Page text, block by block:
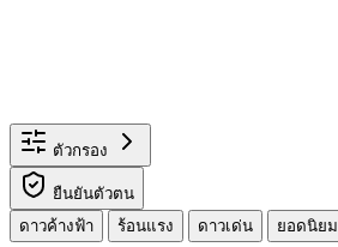
ตัวกรอง
ยืนยันตัวตน
ดาวค้างฟ้า
ร้อนแรง ดาวเด่น ยอดนิยม